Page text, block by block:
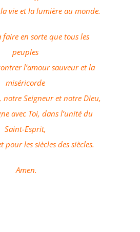
vie et la lumière au monde.
faire en sorte que tous les
peuples
l’amour sauveur et la
miséricorde
notre Seigneur et notre Dieu,
avec Toi, dans l’unité du
Saint-Esprit,
pour les siècles des siècles.
Amen.